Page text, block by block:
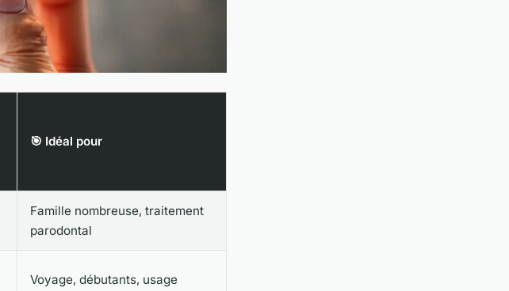
🎯 Idéal pour
Famille nombreuse, traitement
parodontal
Voyage, débutants, usage